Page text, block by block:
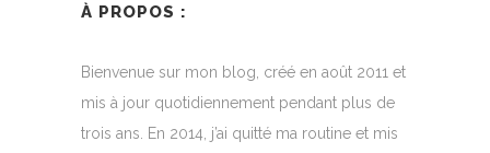
À PROPOS :
Bienvenue sur mon blog, créé en août 2011 et
mis à jour quotidiennement pendant plus de
trois ans. En 2014, j’ai quitté ma routine et mis